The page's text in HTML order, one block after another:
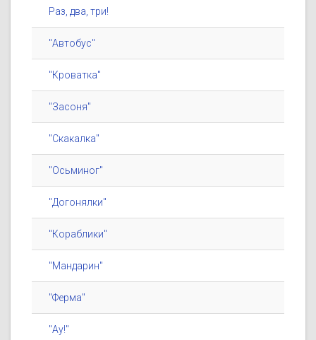
Раз, два, три!
"Автобус"
"Кроватка"
"Засоня"
"Скакалка"
"Осьминог"
"Догонялки"
"Кораблики"
"Мандарин"
"Ферма"
"Ау!"